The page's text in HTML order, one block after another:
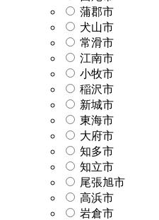
蒲郡市
犬山市
常滑市
江南市
小牧市
稲沢市
新城市
東海市
大府市
知多市
知立市
尾張旭市
高浜市
岩倉市